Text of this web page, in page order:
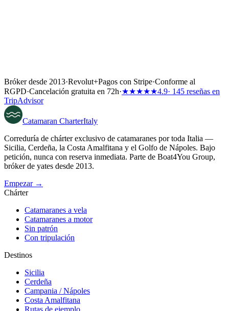
Bróker desde 2013·Revolut+Pagos con Stripe·Conforme al
RGPD·Cancelación gratuita en 72h·★★★★★4.9· 145 reseñas en
TripAdvisor
Catamaran CharterItaly
Correduría de chárter exclusivo de catamaranes por toda Italia —
Sicilia, Cerdeña, la Costa Amalfitana y el Golfo de Nápoles. Bajo
petición, nunca con reserva inmediata. Parte de Boat4You Group,
bróker de yates desde 2013.
Empezar →
Chárter
Catamaranes a vela
Catamaranes a motor
Sin patrón
Con tripulación
Destinos
Sicilia
Cerdeña
Campania / Nápoles
Costa Amalfitana